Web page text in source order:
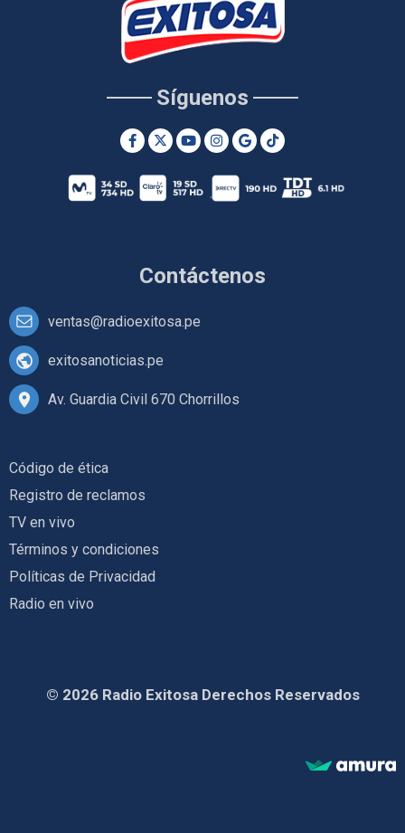
Contáctenos
ventas@radioexitosa.pe
exitosanoticias.pe
Av. Guardia Civil 670 Chorrillos
Síguenos
Código de ética
Registro de reclamos
TV en vivo
Términos y condiciones
Políticas de Privacidad
Radio en vivo
© 2026 Radio Exitosa Derechos Reservados